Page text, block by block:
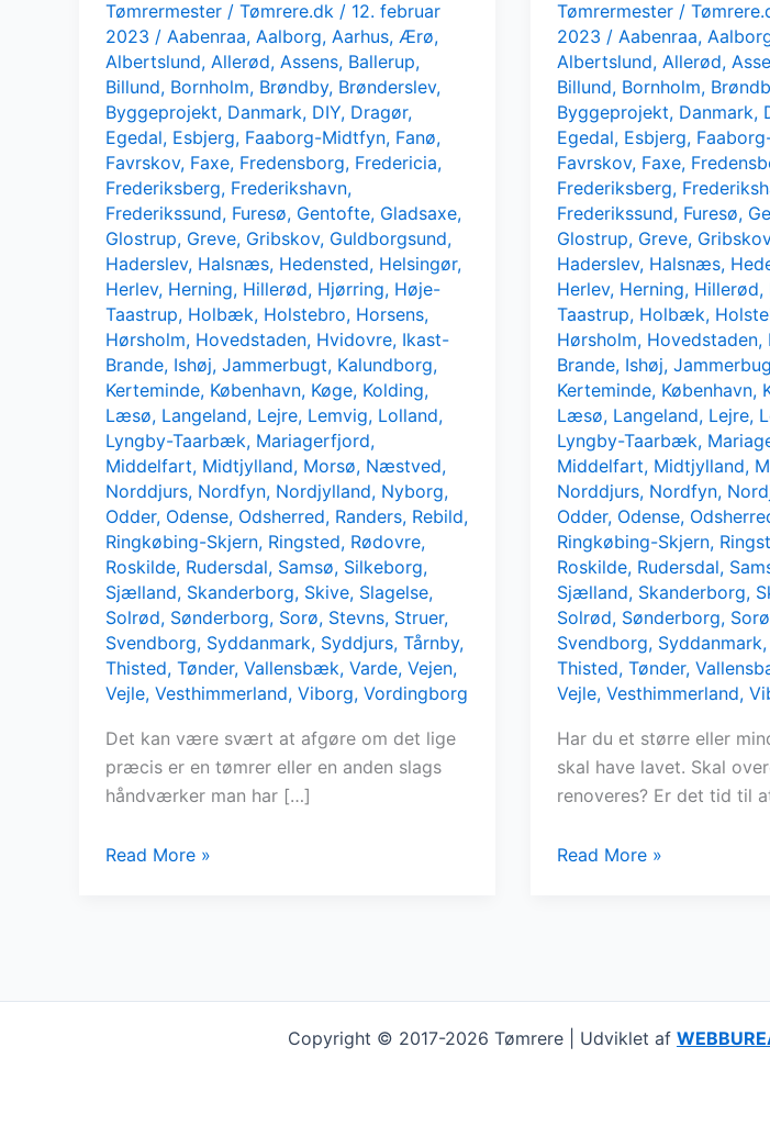
Tømrermester / Tømrere.dk / 12. februar
2023 / Aabenraa, Aalborg, Aarhus, Ærø,
Albertslund, Allerød, Assens, Ballerup,
Billund, Bornholm, Brøndby, Brønderslev,
Byggeprojekt, Danmark, DIY, Dragør,
Egedal, Esbjerg, Faaborg-Midtfyn, Fanø,
Favrskov, Faxe, Fredensborg, Fredericia,
Frederiksberg, Frederikshavn,
Frederikssund, Furesø, Gentofte, Gladsaxe,
Glostrup, Greve, Gribskov, Guldborgsund,
Haderslev, Halsnæs, Hedensted, Helsingør,
Herlev, Herning, Hillerød, Hjørring, Høje-
Taastrup, Holbæk, Holstebro, Horsens,
Hørsholm, Hovedstaden, Hvidovre, Ikast-
Brande, Ishøj, Jammerbugt, Kalundborg,
Kerteminde, København, Køge, Kolding,
Læsø, Langeland, Lejre, Lemvig, Lolland,
Lyngby-Taarbæk, Mariagerfjord,
Middelfart, Midtjylland, Morsø, Næstved,
Norddjurs, Nordfyn, Nordjylland, Nyborg,
Odder, Odense, Odsherred, Randers, Rebild,
Ringkøbing-Skjern, Ringsted, Rødovre,
Roskilde, Rudersdal, Samsø, Silkeborg,
Sjælland, Skanderborg, Skive, Slagelse,
Solrød, Sønderborg, Sorø, Stevns, Struer,
Svendborg, Syddanmark, Syddjurs, Tårnby,
Thisted, Tønder, Vallensbæk, Varde, Vejen,
Vejle, Vesthimmerland, Viborg, Vordingborg
Det kan være svært at afgøre om det lige
præcis er en tømrer eller en anden slags
håndværker man har […]
Mangler
Read More »
Tømrermester/
2023 / Aabenraa,
Albertslund, Allerød,
Billund, Bornholm,
Byggeprojekt, Danmark,
Egedal, Esbjerg,
Favrskov, Faxe,
Frederiksberg,
Frederikssund, Furesø,
Glostrup, Greve, Gribskov
Haderslev, Halsnæs,
Herlev, Herning, Hillerød,
Taastrup, Holbæk,
Hørsholm, Hovedstaden,
Brande, Ishøj,
Kerteminde, København,
Læsø, Langeland, Lejre,
Lyngby-Taarbæk,
Middelfart, Midtjylland,
Norddjurs, Nordfyn,
Odder, Odense,
Ringkøbing-Skjern,
Roskilde, Rudersdal,
Sjælland, Skanderborg,
Solrød, Sønderborg, Sorø
Svendborg, Syddanmark,
Thisted, Tønder,
Vejle, Vesthimmerland,
Har du et større eller
skal have lavet. Skal
renoveres? Er det tid til
Find
Read More »
Copyright © 2017-2026 Tømrere | Udviklet af